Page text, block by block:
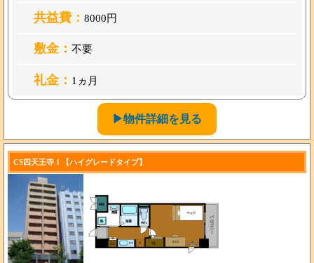
共益費： 8000円
敷金： 不要
礼金： 1ヵ月
▶物件詳細を見る
CS四天王寺Ⅰ【ハイグレードタイプ】